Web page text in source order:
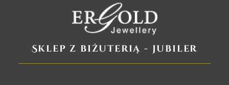
Sklep z biżuterią - jubiler